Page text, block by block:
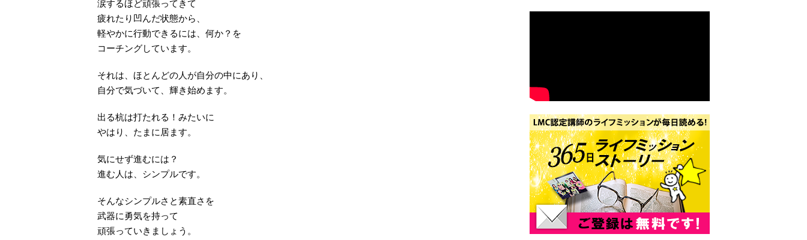
涙するほど頑張ってきて
疲れたり凹んだ状態から、
軽やかに行動できるには、何か？を
コーチングしています。
それは、ほとんどの人が自分の中にあり、
自分で気づいて、輝き始めます。
出る杭は打たれる！みたいに
やはり、たまに居ます。
気にせず進むには？
進む人は、シンプルです。
そんなシンプルさと素直さを
武器に勇気を持って
頑張っていきましょう。